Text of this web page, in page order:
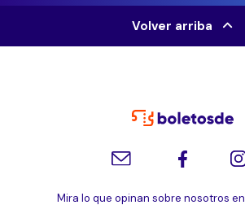
Volver arriba
Mira lo que opinan sobre nosotros en